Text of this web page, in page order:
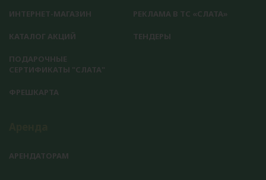
ИНТЕРНЕТ-МАГАЗИН
КАТАЛОГ АКЦИЙ
ПОДАРОЧНЫЕ
СЕРТИФИКАТЫ "СЛАТА"
ФРЕШКАРТА
РЕКЛАМА В ТС «СЛАТА»
ТЕНДЕРЫ
АРЕНДАТОРАМ